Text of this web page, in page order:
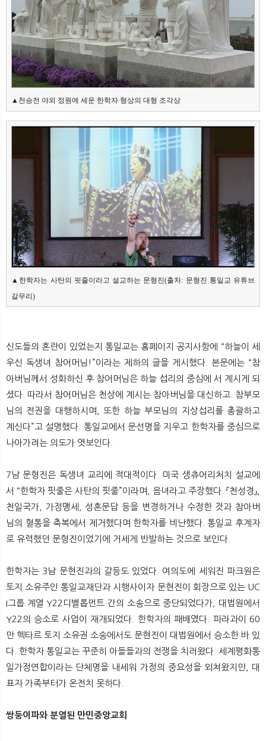
▲천승전 야외 정원에 세운 한학자 형상의 대형 조각상
▲한학자는 사탄의 핏줄이라고 설교하는 문형진(출처: 문형진 통일교 유튜브
갈무리)
신도들의 혼란이 있었는지 통일교는 홈페이지 공지사항에 “하늘이 세
우신 독생녀 참어머님!”이라는 제하의 글을 게시했다. 본문에는 “참
아버님께서 성화하신 후 참어머님은 하늘 섭리의 중심에 서 계시게 되
셨다. 따라서 참어머님은 천상에 계시는 참아버님을 대신하고. 참부모
님의 전권을 대행하시며, 또한 하늘 부모님의 지상섭리를 총괄하고
계신다”고 설명했다. 통일교에서 문선명을 지우고 한학자를 중심으로
나아가려는 의도가 엿보인다.
7남 문형진은 독생녀 교리에 적대적이다. 미국 생츄어리처치 설교에
서 “한학자 핏줄은 사탄의 핏줄”이라며, 음녀라고 주장했다. 『천성경』,
천일국가, 가정맹세, 성혼문답 등을 변경하거나 수정한 것과 참아버
님의 혈통을 축복에서 제거했다며 한학자를 비난했다. 통일교 후계자
로 유력했던 문형진이었기에 거세게 반발하는 것으로 보인다.
한학자는 3남 문현진과의 갈등도 있었다. 여의도에 세워진 파크원은
토지 소유주인 통일교재단과 시행사이자 문현진이 회장으로 있는 UC
I그룹 계열 Y22디벨롭먼트 간의 소송으로 중단되었다가, 대법원에서
Y22의 승소로 사업이 재개되었다. 한학자의 패배였다. 파라과이 60
만 헥타르 토지 소유권 소송에서도 문현진이 대법원에서 승소한 바 있
다. 한학자 통일교는 꾸준히 아들들과의 전쟁을 치러왔다. 세계평화통
일가정연합이라는 단체명을 내세워 가정의 중요성을 외쳐왔지만, 대
표자 가족부터가 온전치 못하다.​​
쌍둥이파와 분열된 만민중앙교회